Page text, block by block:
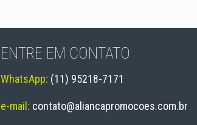
ENTRE EM CONTATO
WhatsApp: (11) 95218-7171
e-mail: contato@aliancapromocoes.com.br